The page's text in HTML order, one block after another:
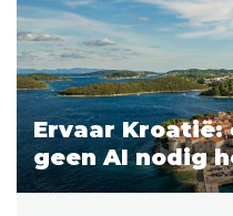
Ervaar Kroatië:
geen AI nodig